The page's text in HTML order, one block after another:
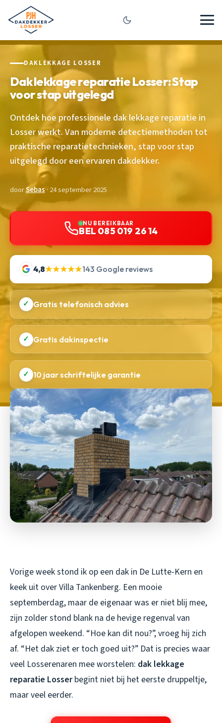
DAKLEKKAGE LOSSER
Dak lekkage reparatie Losser: Stap
voor stap uitgelegd
Ontdek hoe professionele dak lekkage reparatie in
Losser werkt. Van moderne detectiemethoden tot
praktische reparatietechnieken, stap voor stap
uitgelegd door een ervaren dakdekker.
doorSebas· 24 september 2025
NU BEREIKBAAR
BEL 085 019 26 14
4,8★★★★★143 Google reviews
✓ Gratis telefonisch advies
✓ Gratis dakinspectie
✓ 10 jaar schriftelijke garantie
Vorige week stond ik op een dak in De Lutte-Kern en
keek uit over Villa Tankenberg. Een mooie
septemberdag, maar de eigenaar was er niet blij mee,
zijn zolder stond blank na de hevige regenval van
afgelopen weekend. “Hoe kan dit nou?”, vroeg hij zich
af. “Het dak ziet er toch goed uit?” Dat is precies waar
veel Losserenaren mee worstelen: dak lekkage
reparatie Losserbegint niet bij het eerste druppeltje,
maar veel eerder.